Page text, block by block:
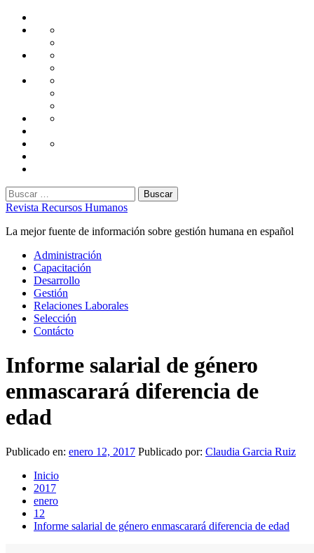
Saltar
Administración
Capacitación
Desarrollo
Gestión
Laborales
Selección
Buscar:
Revista Recursos Humanos
La mejor fuente de información sobre gestión humana en español
Menú
principal
Administración
Capacitación
Desarrollo
Gestión
Relaciones Laborales
Selección
Contácto
Informe salarial de género
enmascarará diferencia de
edad
Publicado en: enero 12, 2017 Publicado por: Claudia Garcia Ruiz
Inicio
2017
enero
12
Informe salarial de género enmascarará diferencia de edad